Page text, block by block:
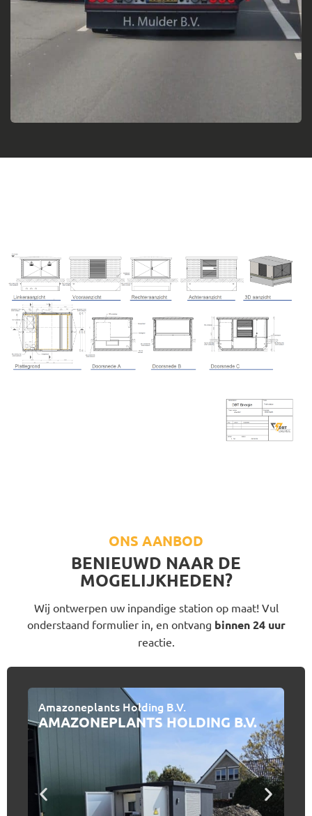
ONS AANBOD
BENIEUWD NAAR DE
MOGELIJKHEDEN?
Wij ontwerpen uw inpandige station op maat! Vul
onderstaand formulier in, en ontvang binnen 24 uur
reactie.
Amazoneplants Holding B.V.
AMAZONEPLANTS HOLDING B.V.